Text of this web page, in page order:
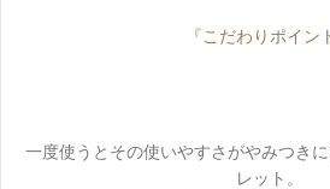
『こだわりポイン
一度使うとその使いやすさがやみつき
レット。